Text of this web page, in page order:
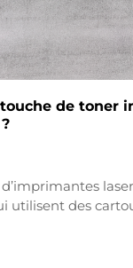
de toner
d’imprimantes
utilisent des